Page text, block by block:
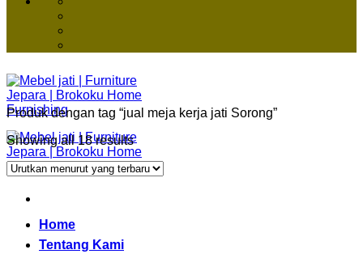
Home
Tentang Kami
Produk dengan tag “jual meja kerja jati Sorong”
Showing all 18 results